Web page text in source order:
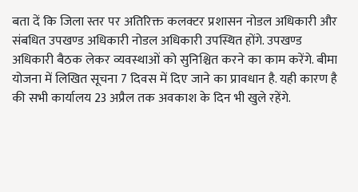
बता दें कि जिला स्तर पर अतिरिक्त कलक्टर प्रशासन नोडल अधिकारी और
संबधित उपखण्ड अधिकारी नोडल अधिकारी उपस्थित होंगे. उपखण्ड
अधिकारी बैठक लेकर व्यवस्थाओं को सुनिश्चित करने का काम करेंगे. बीमा
योजना में लिखित सूचना 7 दिवस में दिए जाने का प्रावधान है. यही कारण है
की सभी कार्यालय 23 अप्रैल तक अवकाश के दिन भी खुले रहेंगे.